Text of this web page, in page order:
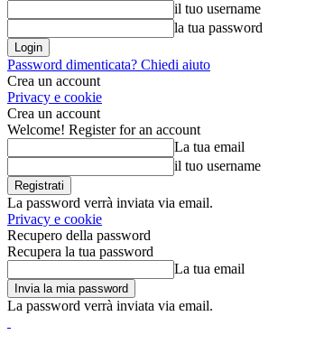
il tuo username
la tua password
Password dimenticata? Chiedi aiuto
Crea un account
Privacy e cookie
Crea un account
Welcome! Register for an account
La tua email
il tuo username
La password verrà inviata via email.
Privacy e cookie
Recupero della password
Recupera la tua password
La tua email
La password verrà inviata via email.